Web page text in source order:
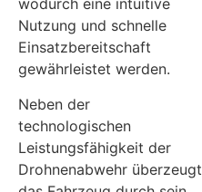
wodurch eine intuitive
Nutzung und schnelle
Einsatzbereitschaft
gewährleistet werden.
Neben der
technologischen
Leistungsfähigkeit der
Drohnenabwehr überzeugt